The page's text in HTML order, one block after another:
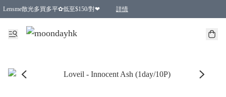
Lensme散光多買多平✿低至$150/對❤ 詳情
台灣Karacon⁩✧日拋 特價清貨❁⃘
日本韓國多款日/月拋現貨☼ 特價❤︎數量有限 售完即止
🇰🇷韓國多款月拋現貨 特價兩對$99✿數量有限 售完即止♫
精選商品，任選買2件或以上9 折；買4件或以上85 折；買6件或以上8 折
精選商品，任選買2件HKD 140.00；買4件HKD 260.00
精選商品，任選買2件HKD 190.00；買4件HKD 360.00
精選商品，任選買2件HKD 110.00；買4件HKD 180.00
精選商品，任選買2件HKD 170.00；買4件HKD 320.00
精選商品，任選買2件或以上減HKD 148.00
精選商品，任選買2件或以上減HKD 148.00
精選商品，任選買2件或以上95 折；買4件或以上9 折；買6件或以上85 折；買8件或
精選商品，任選買12件或以上87 折
精選商品，任選買2件或以上減HKD 16.00；買4件或以上減HKD 32.00；買6件或
精選商品，任選買2件或以上95 折；買4件或以上9 折；買8件或以上85 折；買12件
購物滿 HKD 800.00即享免運費優惠！（適用於 特定的送貨方式 )